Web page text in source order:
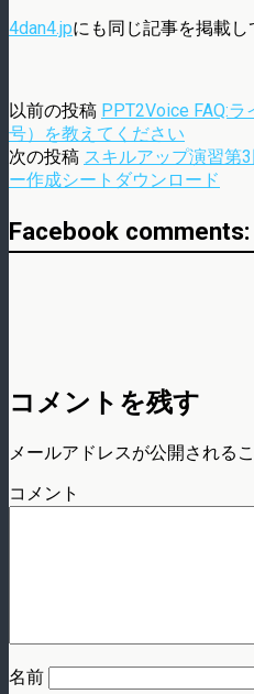
4dan4.jpにも同じ記事を掲載し
以前の投稿 PPT2Voice FAQ:
号）を教えてください
次の投稿 スキルアップ演習第
ー作成シートダウンロード
Facebook comments:
コメントを残す
メールアドレスが公開される
コメント
名前